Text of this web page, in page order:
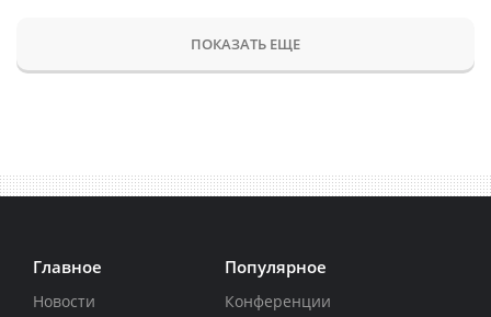
ПОКАЗАТЬ ЕЩЕ
Главное
Новости
Популярное
Конференции